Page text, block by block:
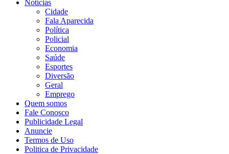
Notícias
Cidade
Fala Aparecida
Política
Policial
Economia
Saúde
Esportes
Diversão
Geral
Emprego
Quem somos
Fale Conosco
Publicidade Legal
Anuncie
Termos de Uso
Politica de Privacidade